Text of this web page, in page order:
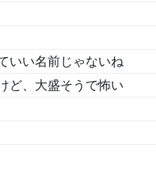
いい名前じゃないね
ど、大盛そうで怖い